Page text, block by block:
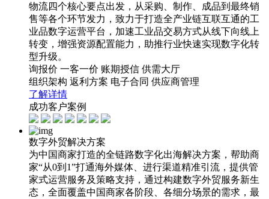
物流四个核心要点出发，从采购、制作、成品到最终销
售等各个环节发力，致力于打造全产业链互联互通的工
业品数字运营平台，加速工业品交易方式从线下向线上
转变，增强资源配置能力，助推行业快速实现数字化转
型升级。
询报价 一客一价 账期授信 供需大厅
组织架构 返利方案 电子合同 供应商管理
了解详情
成功客户案例
数字外贸解决方案
为中国商家打造的全链路数字化出海解决方案，帮助商
家“从0到1”打通海外媒体、进行渠道精准引流，提供管
家式运营服务及策略支持，通过构建数字外贸服务新生
态，全面覆盖中国商家各阶段、各细分场景的需求，最